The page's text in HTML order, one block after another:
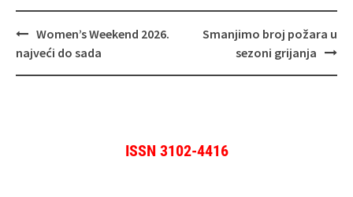
Navigacija
objava
Women’s Weekend 2026.
najveći do sada
Smanjimo broj požara u
sezoni grijanja
ISSN 3102-4416